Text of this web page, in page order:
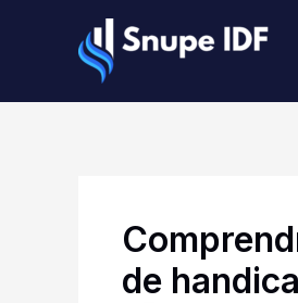
de